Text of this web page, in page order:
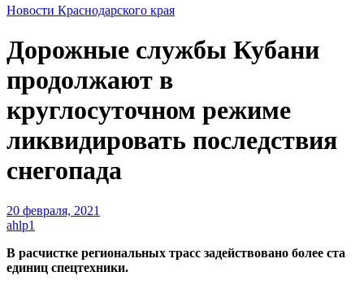
Новости Краснодарского края
Дорожные службы Кубани
продолжают в
круглосуточном режиме
ликвидировать последствия
снегопада
20 февраля, 2021
ahlp1
В расчистке региональных трасс задействовано более ста
единиц спецтехники.